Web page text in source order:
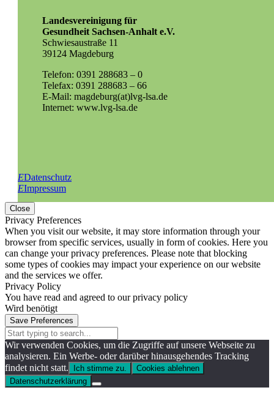
Landesvereinigung für
Gesundheit Sachsen-Anhalt e.V.
Schwiesaustraße 11
39124 Magdeburg
Telefon: 0391 288683 – 0
Telefax: 0391 288683 – 66
E-Mail: magdeburg(at)lvg-lsa.de
Internet: www.lvg-lsa.de
EDatenschutz
EImpressum
Close
Privacy Preferences
When you visit our website, it may store information through your
browser from specific services, usually in form of cookies. Here you
can change your privacy preferences. Please note that blocking
some types of cookies may impact your experience on our website
and the services we offer.
Privacy Policy
You have read and agreed to our privacy policy
Wird benötigt
Save Preferences
Wir verwenden Cookies, um die Zugriffe auf unsere Webseite zu
analysieren. Ein Werbe- oder darüber hinausgehendes Tracking
findet nicht statt.
Ich stimme zu.
Cookies ablehnen
Datenschutzerklärung